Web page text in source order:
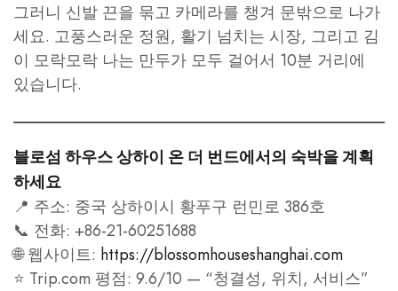
그러니 신발 끈을 묶고 카메라를 챙겨 문밖으로 나가
세요. 고풍스러운 정원, 활기 넘치는 시장, 그리고 김
이 모락모락 나는 만두가 모두 걸어서 10분 거리에
있습니다.
블로섬 하우스 상하이 온 더 번드에서의 숙박을 계획
하세요
📍 주소: 중국 상하이시 황푸구 런민로 386호
📞 전화: +86-21-60251688
🌐 웹사이트: https://blossomhouseshanghai.com
⭐ Trip.com 평점: 9.6/10 — “청결성, 위치, 서비스”